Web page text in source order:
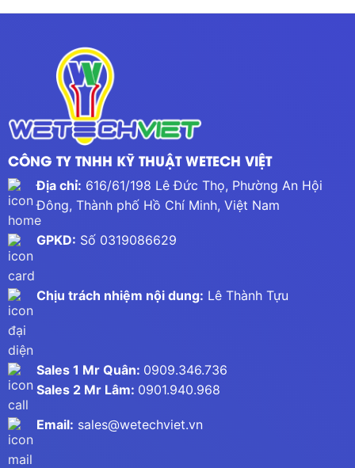
CÔNG TY TNHH KỸ THUẬT WETECH VIỆT
Địa chỉ: 616/61/198 Lê Đức Thọ, Phường An Hội
Đông, Thành phố Hồ Chí Minh, Việt Nam
GPKD: Số 0319086629
Chịu trách nhiệm nội dung: Lê Thành Tựu
Sales 1 Mr Quân: 0909.346.736
Sales 2 Mr Lâm: 0901.940.968
Email: sales@wetechviet.vn